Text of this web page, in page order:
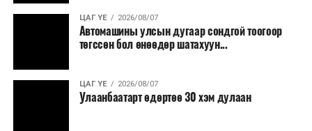
үргэлжилнэ гэж Ерөнхий сайд Н.Учрал онцоллоо.
Мөн бүх шатны төсвийн ерөнхийлөн захирагч нарт
салбар бүрдээ урсгал зардлыг 20 хувиар бууруулах,
нөхөн томилгоо хийхгүй байх, аялал, амралт, зугаалга,
хамт олны урлаг, спортын арга хэмжээг зохион
байгуулахгүй байх, төрийн албанд шинэ орон тоо бий
ЦАГ ҮЕ 2026/08/07
Автомашины улсын дугаар сондгой тоогоор
төгссөн бол өнөөдөр шатахуун...
ЦАГ ҮЕ 2026/08/07
Улаанбаатарт өдөртөө 30 хэм дулаан